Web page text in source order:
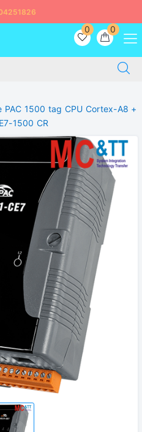
0
0
PAC 1500 tag CPU Cortex-A8 +
1500 CR